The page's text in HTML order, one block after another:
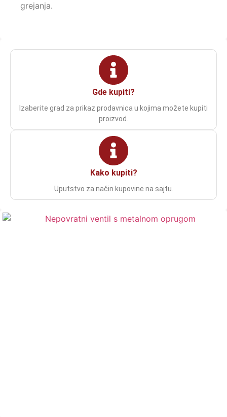
grejanja.
Gde kupiti?
Izaberite grad za prikaz prodavnica u kojima možete kupiti
proizvod.
Kako kupiti?
Uputstvo za način kupovine na sajtu.